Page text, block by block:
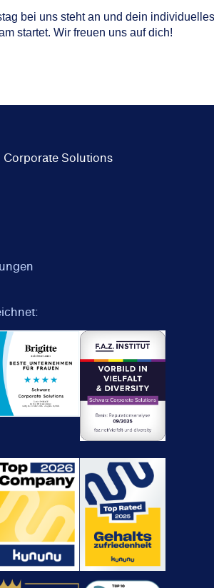
bei uns steht an und dein individuelles
startet. Wir freuen uns auf dich!
Solutions